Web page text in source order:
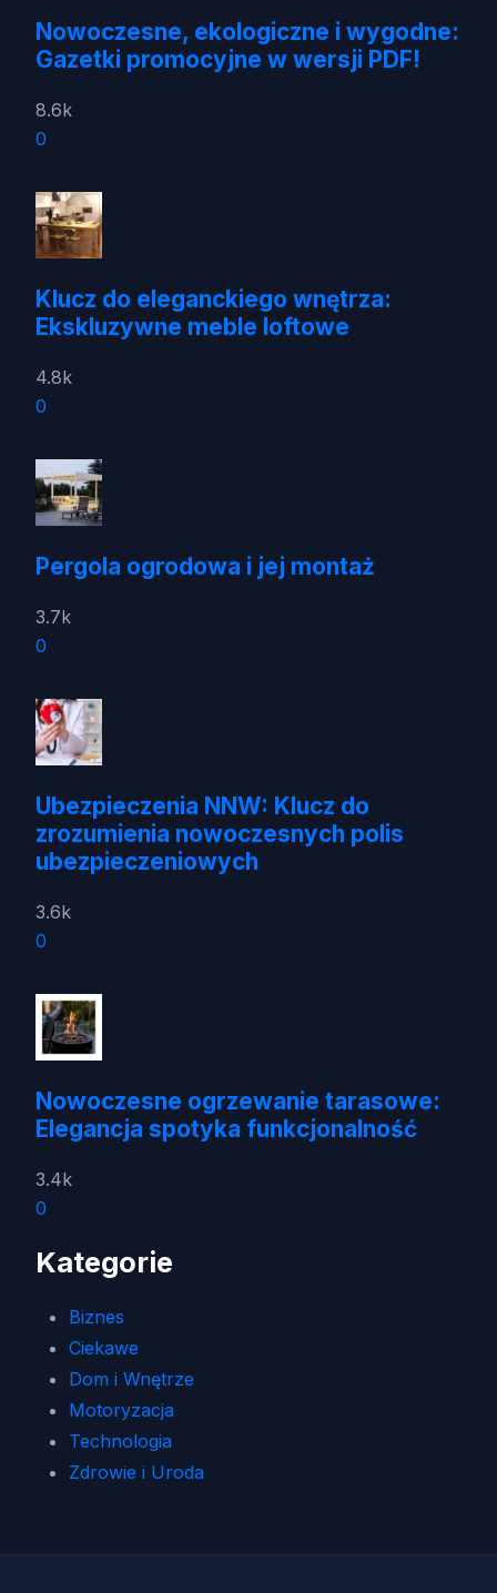
Nowoczesne, ekologiczne i wygodne:
Gazetki promocyjne w wersji PDF!
8.6k
0
Klucz do eleganckiego wnętrza:
Ekskluzywne meble loftowe
4.8k
0
Pergola ogrodowa i jej montaż
3.7k
0
Ubezpieczenia NNW: Klucz do
zrozumienia nowoczesnych polis
ubezpieczeniowych
3.6k
0
Nowoczesne ogrzewanie tarasowe:
Elegancja spotyka funkcjonalność
3.4k
0
Kategorie
Biznes
Ciekawe
Dom i Wnętrze
Motoryzacja
Technologia
Zdrowie i Uroda